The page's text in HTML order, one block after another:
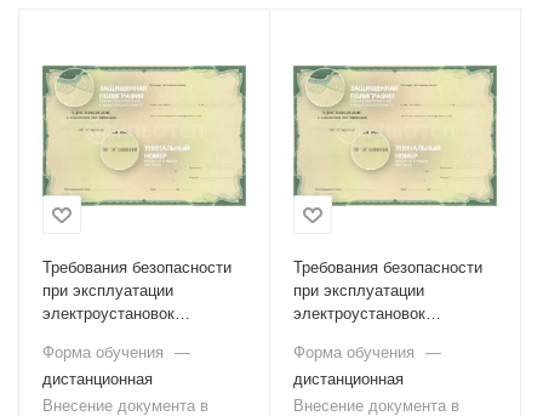
Требования безопасности
при эксплуатации
электроустановок
Форма обучения
—
дистанционная
Внесение документа в
Требования безопасности
при эксплуатации
электроустановок
Форма обучения
—
дистанционная
Внесение документа в